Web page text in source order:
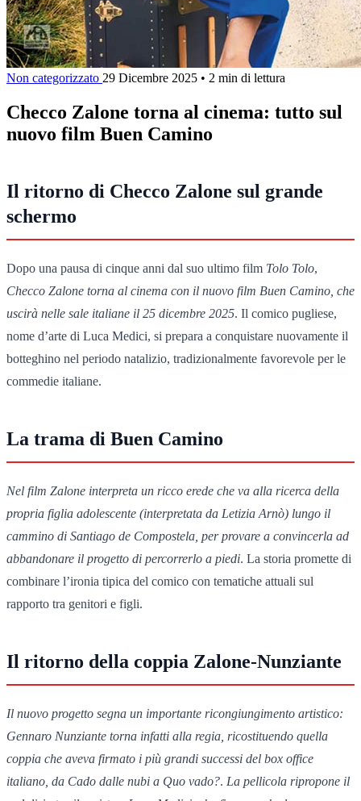
Non categorizzato 29 Dicembre 2025 • 2 min di lettura
Checco Zalone torna al cinema: tutto sul
nuovo film Buen Camino
Il ritorno di Checco Zalone sul grande
schermo
Dopo una pausa di cinque anni dal suo ultimo film Tolo Tolo,
Checco Zalone torna al cinema con il nuovo film Buen Camino , che
uscirà nelle sale italiane il 25 dicembre 2025. Il comico pugliese,
nome d’arte di Luca Medici, si prepara a conquistare nuovamente il
botteghino nel periodo natalizio, tradizionalmente favorevole per le
commedie italiane.
La trama di Buen Camino
Nel film Zalone interpreta un ricco erede che va alla ricerca della
propria figlia adolescente (interpretata da Letizia Arnò) lungo il
cammino di Santiago de Compostela, per provare a convincerla ad
abbandonare il progetto di percorrerlo a piedi. La storia promette di
combinare l’ironia tipica del comico con tematiche attuali sul
rapporto tra genitori e figli.
Il ritorno della coppia Zalone-Nunziante
Il nuovo progetto segna un importante ricongiungimento artistico:
Gennaro Nunziante torna infatti alla regia, ricostituendo quella
coppia che aveva firmato i più grandi successi del box office
italiano, da Cado dalle nubi a Quo vado?. La pellicola ripropone il